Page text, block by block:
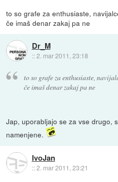
to so grafe za enthusiaste,
če imaš denar zakaj pa ne
Dr_M
::2. mar 2011, 23:18
to so grafe za enthusiaste,
če imaš denar zakaj pa ne
Jap, uporabljajo se za vse drugo,
namenjene.
IvoJan
::2. mar 2011, 23:21